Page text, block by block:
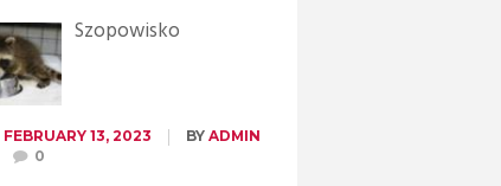
Szopowisko
FEBRUARY 13, 2023 BY ADMIN
0